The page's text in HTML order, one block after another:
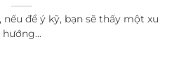
để ý kỹ, bạn sẽ thấy một xu
hướng...